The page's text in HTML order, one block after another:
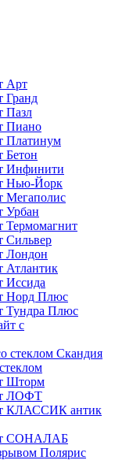
Арт
Гранд
Пазл
Пиано
Платинум
Бетон
Инфинити
Нью-Йорк
Мегаполис
Урбан
Термомагнит
Сильвер
Лондон
Атлантик
Иссида
Норд Плюс
Тундра Плюс
с
стеклом Скандия
Шторм
ЛОФТ
КЛАССИК антик
СОНАЛАБ
Полярис